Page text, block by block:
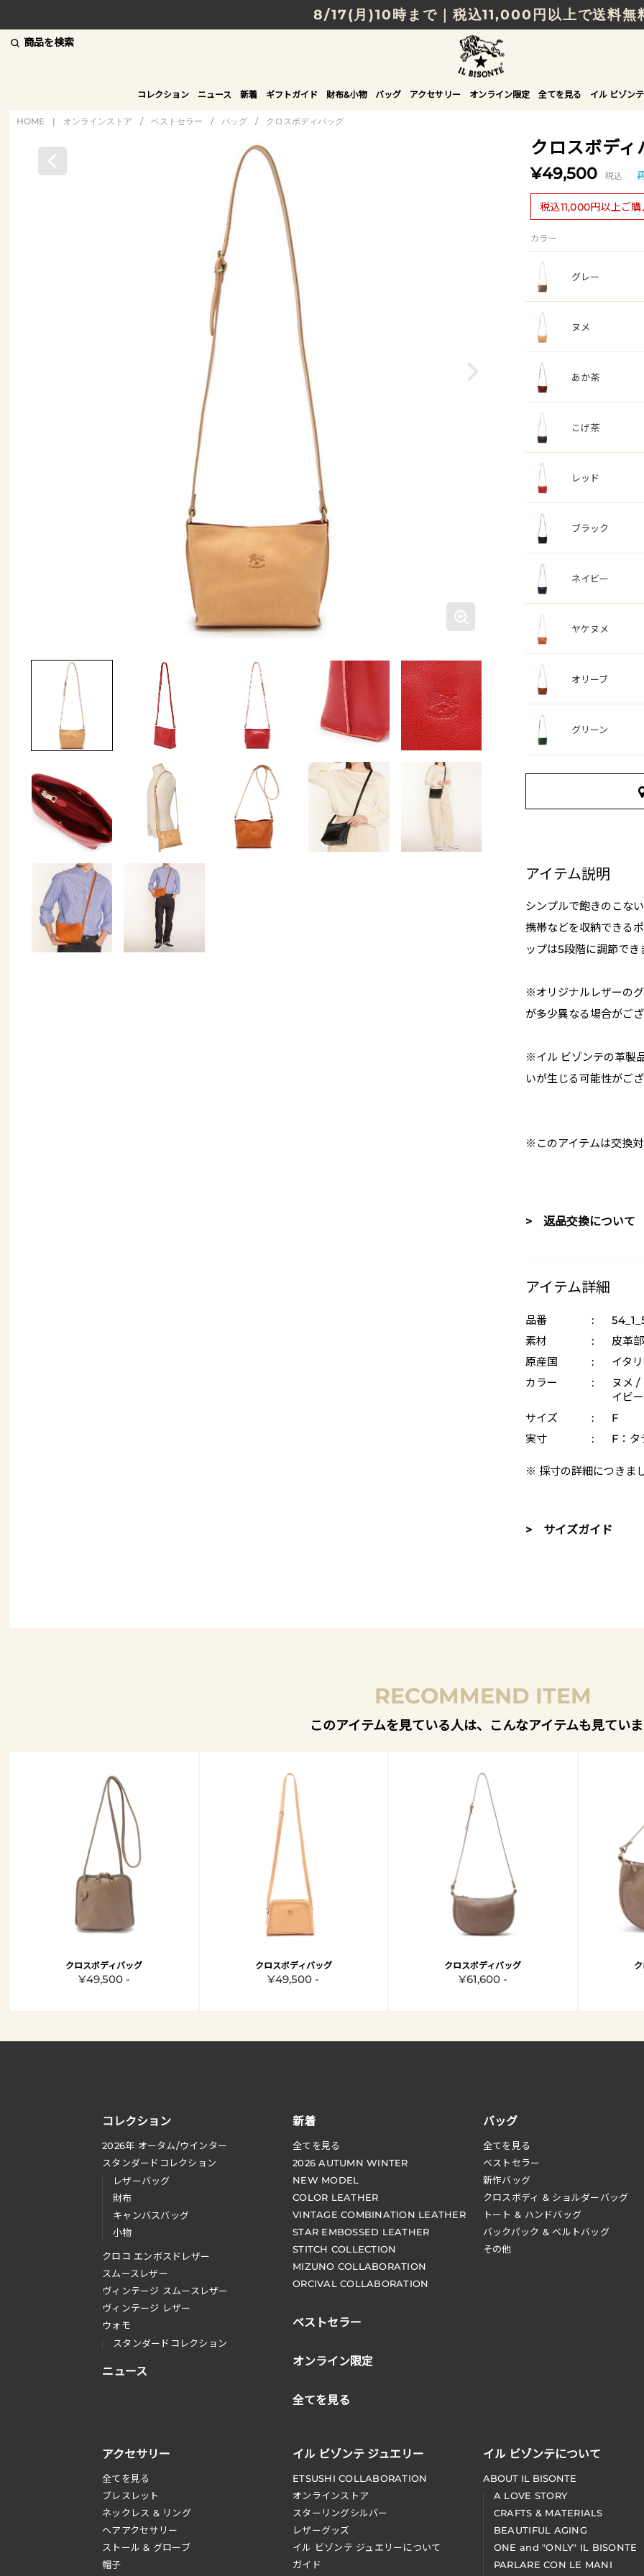
8/17(月)10時まで｜税込11,000円以上で送料無
贈る相手やシーンから選べる、新しいギフトガ
NEW IN｜COLOR LEATHER
商品を検索
コレクション ニュース 新着 ギフトガイド 財布&小物 バッグ アクセサリー オンライン限定 全てを見る イル ビゾン
HOME | オンラインストア / ベストセラー / バッグ / クロスボディバッグ
クロスボディ
¥49,500 税込
税込11,000円以上ご
カラー
グレー
ヌメ
あか茶
こげ茶
レッド
ブラック
ネイビー
ヤケヌメ
オリーブ
グリーン
アイテム説明
シンプルで飽きのこな
携帯などを収納できる
ップは5段階に調節でき
※オリジナルレザーの
が多少異なる場合がご
※イル ビゾンテの革製
いが生じる可能性がご
※このアイテムは交換
> 返品交換について
アイテム詳細
品番 :
素材
:
皮革
原産国
:
イタ
カラー
:
ヌメ /
イビ
サイズ
:
F
実寸
: F：タ
※ 採寸の詳細につきま
> サイズガイド
RECOMMEND ITEM
このアイテムを見ている人は、こんなアイテムも見てい
クロスボディバッグ
¥49,500 -
クロスボディバッグ
¥49,500 -
クロスボディバッグ
¥61,600 -
コレクション
2026年 オータム/ウインター
スタンダードコレクション
レザーバッグ
財布
キャンバスバッグ
小物
クロコ エンボスドレザー
スムースレザー
ヴィンテージ スムースレザー
ヴィンテージ レザー
ウォモ
スタンダードコレクション
ニュース
新着
全てを見る
2026 AUTUMN WINTER
NEW MODEL
COLOR LEATHER
VINTAGE COMBINATION LEATHER
STAR EMBOSSED LEATHER
STITCH COLLECTION
MIZUNO COLLABORATION
ORCIVAL COLLABORATION
ベストセラー
オンライン限定
全てを見る
バッグ
全てを見る
ベストセラー
新作バッグ
クロスボディ & ショルダーバッグ
トート & ハンドバッグ
バックパック & ベルトバッグ
その他
アクセサリー
全てを見る
ブレスレット
ネックレス & リング
へアアクセサリー
ストール & グローブ
帽子
イル ビゾンテ ジュエリー
ETSUSHI COLLABORATION
オンラインストア
スターリングシルバー
レザーグッズ
イル ビゾンテ ジュエリーについて
ガイド
イル ビゾンテについて
ABOUT IL BISONTE
A LOVE STORY
CRAFTS & MATERIALS
BEAUTIFUL AGING
ONE and "ONLY" IL BISONTE
PARLARE CON LE MANI